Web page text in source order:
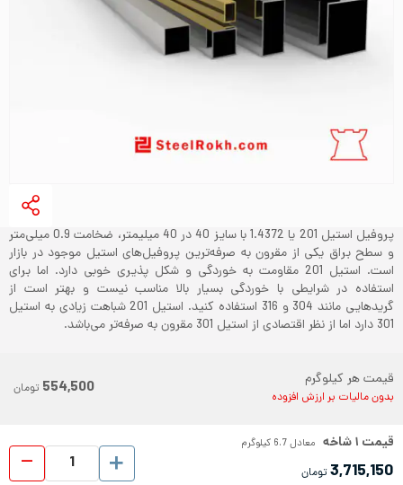
پروفیل استیل 201 یا 1.4372 با سایز 40 در 40 میلیمتر، ضخامت 0.9 میلی‌متر
و سطح براق یکی از مقرون به صرفه‌ترین پروفیل‌های استیل موجود در بازار
است. استیل 201 مقاومت به خوردگی و شکل پذیری خوبی دارد. اما برای
استفاده در شرایطی با خوردگی بسیار بالا مناسب نیست و بهتر است از
گریدهایی مانند 304 و 316 استفاده کنید. استیل 201 شباهت زیادی به استیل
301 دارد اما از نظر اقتصادی از استیل 301 مقرون به صرفه‌تر می‌باشد.
قیمت هر کیلوگرم
بدون مالیات بر ارزش افزوده 554,500 تومان
قیمت ۱شاخه معادل6.7 کیلوگرم
3,715,150تومان